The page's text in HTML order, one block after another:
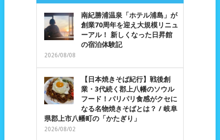
南紀勝浦温泉「ホテル浦島」が
創業70周年を迎え大規模リニュ
ーアル！ 新しくなった日昇館
の宿泊体験記
2026/08/08
【日本焼きそば紀行】戦後創
業・3代続く郡上八幡のソウル
フード！パリパリ食感がクセに
なる名物焼きそばとは？ / 岐阜
県郡上市八幡町の「かたぎり」
2026/08/02